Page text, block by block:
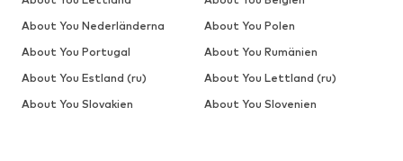
About You Nederländerna
About You Polen
About You Portugal
About You Rumänien
About You Estland (ru)
About You Lettland (ru)
About You Slovakien
About You Slovenien